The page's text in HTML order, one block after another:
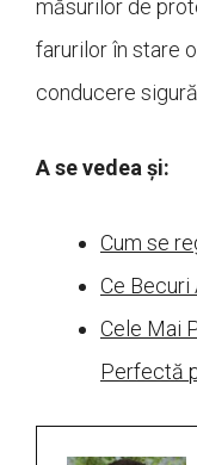
măsurilor de
farurilor în stare
conducere
A se vedea și:
Cum se
Ce Becuri
Cele Mai
Perfectă